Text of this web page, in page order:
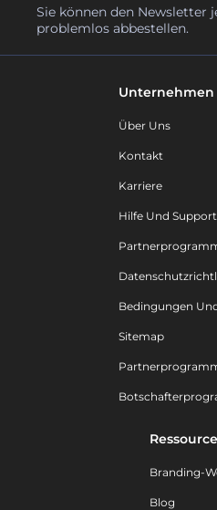
Sie können den Newsletter
problemlos abbestellen.
Unternehmen
Über Uns
Kontakt
Karriere
Hilfe Und Support
Bedingungen
Sitemap
Branding-
Blog